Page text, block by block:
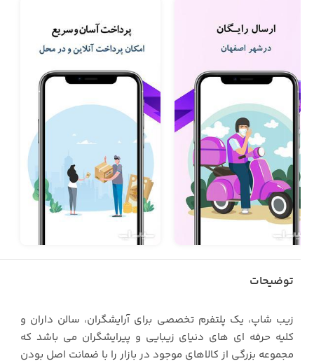
توضیحات
زیب شاپ، یک پلتفرم تخصصی برای آرایشگران، سالن داران و
کلیه حرفه ای های دنیای زیبایی و پیرایشگران می باشد که
مجموعه بزرگی از کالاهای موجود در بازار را با ضمانت اصل بودن